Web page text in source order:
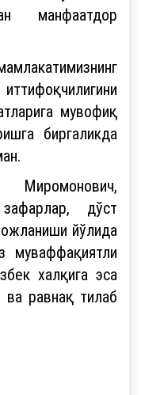
манфаатдор
мувофиқ
биргаликда
дўст
йўлида
муваффақиятли
халқига эса
ва равнақ тилаб